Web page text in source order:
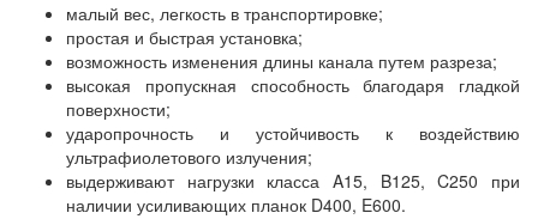
малый вес, легкость в транспортировке;
простая и быстрая установка;
возможность изменения длины канала путем разреза;
высокая пропускная способность благодаря гладкой
поверхности;
ударопрочность и устойчивость к воздействию
ультрафиолетового излучения;
выдерживают нагрузки класса A15, B125, C250 при
наличии усиливающих планок D400, E600.